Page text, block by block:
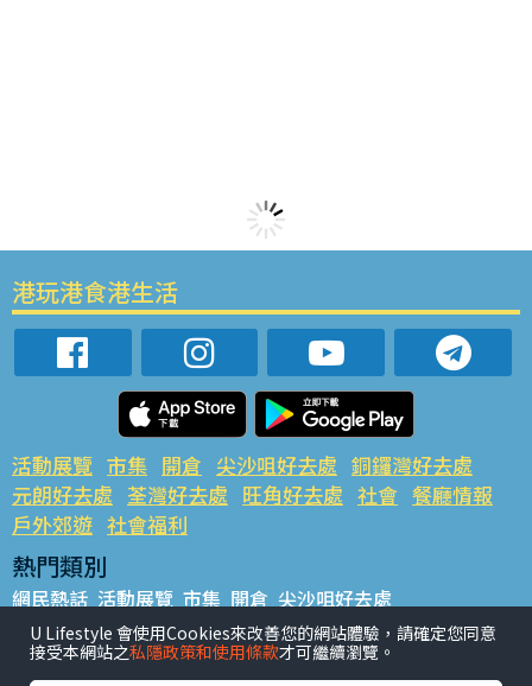
港玩港食港生活
活動展覽 市集 開倉 尖沙咀好去處 銅鑼灣好去處
元朗好去處 荃灣好去處 旺角好去處 社會 餐廳情報
戶外郊遊 社會福利
熱門類別
網民熱話 活動展覽 市集 開倉 尖沙咀好去處
銅鑼灣好去處 元朗好去處 荃灣好去處 旺角好去處 社會
餐廳情報 戶外郊遊
U Lifestyle 會使用Cookies來改善您的網站體驗，請確定您同意
接受本網站之私隱政策和使用條款才可繼續瀏覽。